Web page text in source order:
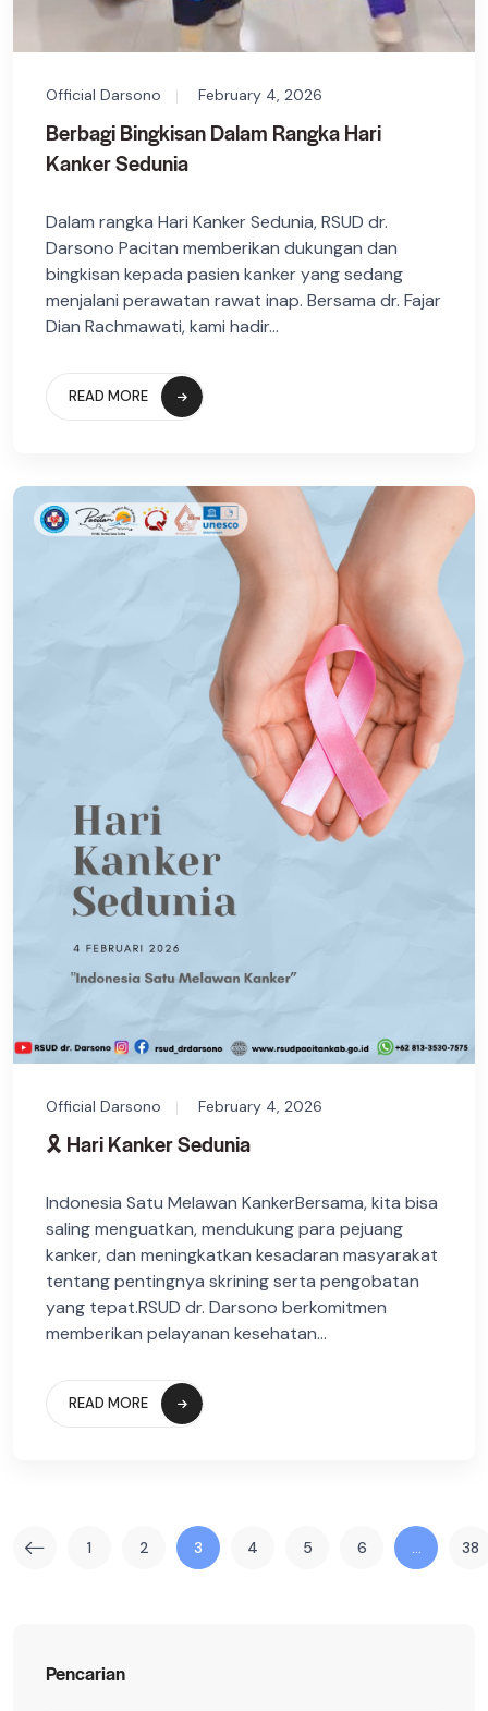
Official Darsono February 4, 2026
Berbagi Bingkisan Dalam Rangka Hari
Kanker Sedunia
Dalam rangka Hari Kanker Sedunia, RSUD dr.
Darsono Pacitan memberikan dukungan dan
bingkisan kepada pasien kanker yang sedang
menjalani perawatan rawat inap. Bersama dr. Fajar
Dian Rachmawati, kami hadir...
READ MORE
Official Darsono February 4, 2026
🎗️ Hari Kanker Sedunia
Indonesia Satu Melawan KankerBersama, kita bisa
saling menguatkan, mendukung para pejuang
kanker, dan meningkatkan kesadaran masyarakat
tentang pentingnya skrining serta pengobatan
yang tepat.RSUD dr. Darsono berkomitmen
memberikan pelayanan kesehatan...
READ MORE
1 2 3 4 5 6 … 38
Pencarian